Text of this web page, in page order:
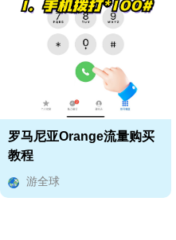
罗马尼亚Orange流量购买
教程
游全球